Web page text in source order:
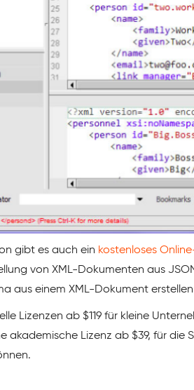
gibt es auch ein kostenloses
von XML-Dokumenten aus
aus einem XML-Dokument
Lizenzen ab $119 für kleine
akademische Lizenz ab $39, für die